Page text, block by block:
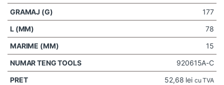
177
78
15
920615A-C
52,68 lei cu TVA